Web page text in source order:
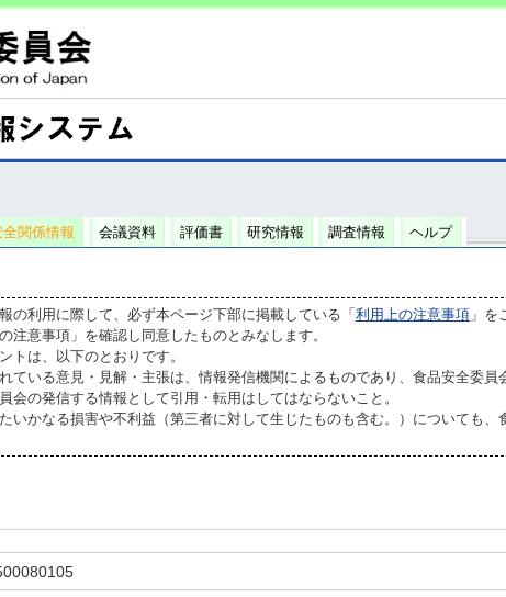
関係情報 会議資料 評価書 研究情報 調査情報 ヘルプ
の利用に際して、必ず本ページ下部に掲載している「 利用上の注意事項 」を
注意事項」を確認し同意したものとみなします。
トは、以下のとおりです。
ている意見・見解・主張は、情報発信機関によるものであり、食品安全委員
会の発信する情報として引用・転用はしてはならないこと。
いかなる損害や不利益（第三者に対して生じたものも含む。）についても